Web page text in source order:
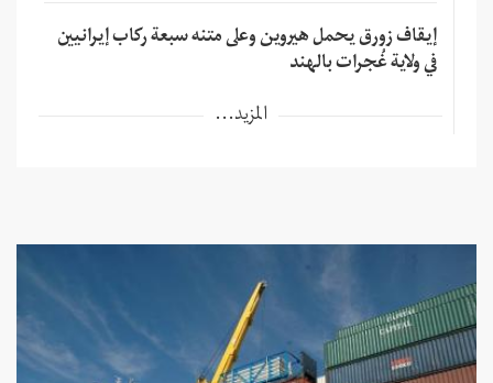
إيقاف زورق يحمل هيروين وعلى متنه سبعة ركاب إيرانيين
في ولاية غُجرات بالهند
المزيد...